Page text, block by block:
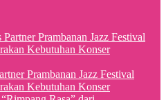
Prambanan Jazz Festival
Kebutuhan Konser